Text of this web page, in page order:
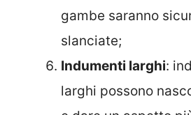
gambe saranno
slanciate;
Indumenti larghi:
larghi possono